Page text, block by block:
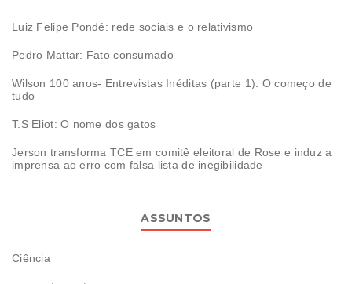
Luiz Felipe Pondé: rede sociais e o relativismo
Pedro Mattar: Fato consumado
Wilson 100 anos- Entrevistas Inéditas (parte 1): O começo de
tudo
T.S Eliot: O nome dos gatos
Jerson transforma TCE em comitê eleitoral de Rose e induz a
imprensa ao erro com falsa lista de inegibilidade
ASSUNTOS
Ciência